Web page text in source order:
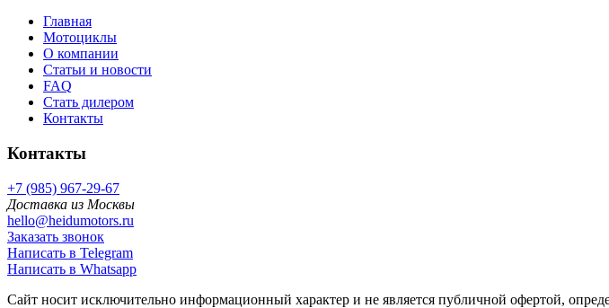
Главная
Мотоциклы
О компании
Статьи и новости
FAQ
Стать дилером
Контакты
Контакты
+7 (985) 967-29-67
Доставка из Москвы
hello@heidumotors.ru
Заказать звонок
Написать в Telegram
Написать в Whatsapp
Сайт носит исключительно информационный характер и не является публичной офертой,